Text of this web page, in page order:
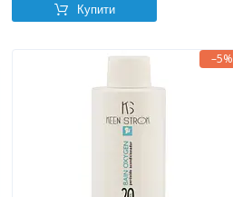
Купити
–5%